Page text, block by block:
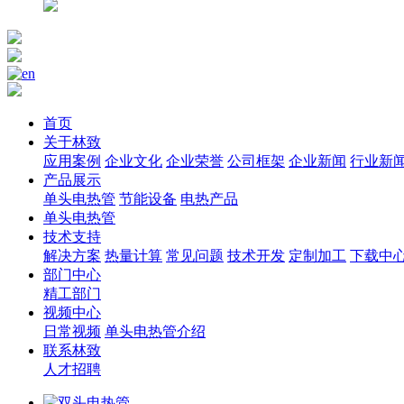
首页
关于林致
应用案例 企业文化 企业荣誉 公司框架 企业新闻 行业新
产品展示
单头电热管 节能设备 电热产品
单头电热管
技术支持
解决方案 热量计算 常见问题 技术开发 定制加工 下载中
部门中心
精工部门
视频中心
日常视频 单头电热管介绍
联系林致
人才招聘